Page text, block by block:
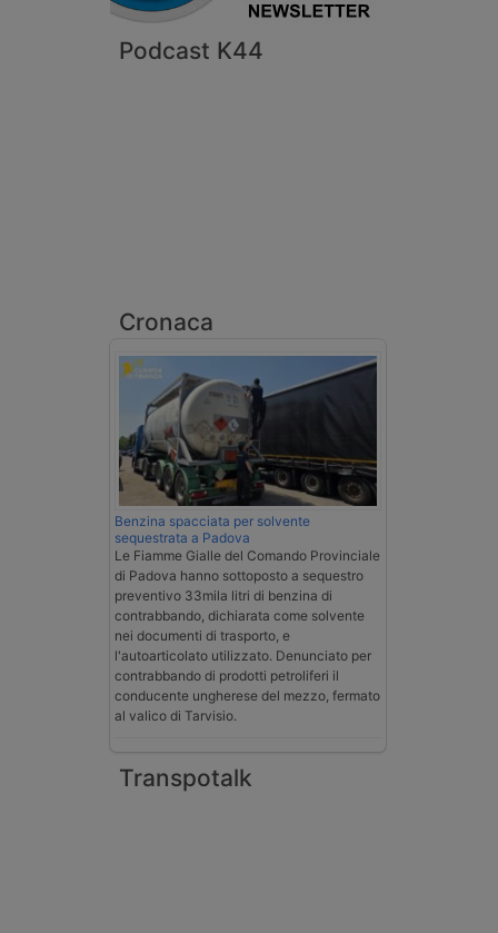
Podcast K44
Cronaca
Benzina spacciata per solvente
sequestrata a Padova
Le Fiamme Gialle del Comando Provinciale
di Padova hanno sottoposto a sequestro
preventivo 33mila litri di benzina di
contrabbando, dichiarata come solvente
nei documenti di trasporto, e
l'autoarticolato utilizzato. Denunciato per
contrabbando di prodotti petroliferi il
conducente ungherese del mezzo, fermato
al valico di Tarvisio.
Transpotalk